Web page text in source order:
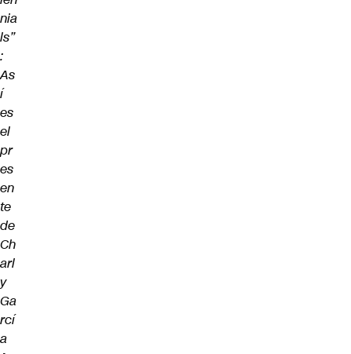
nia
ls”
:
As
í
es
el
pr
es
en
te
de
Ch
arl
y
Ga
rcí
a